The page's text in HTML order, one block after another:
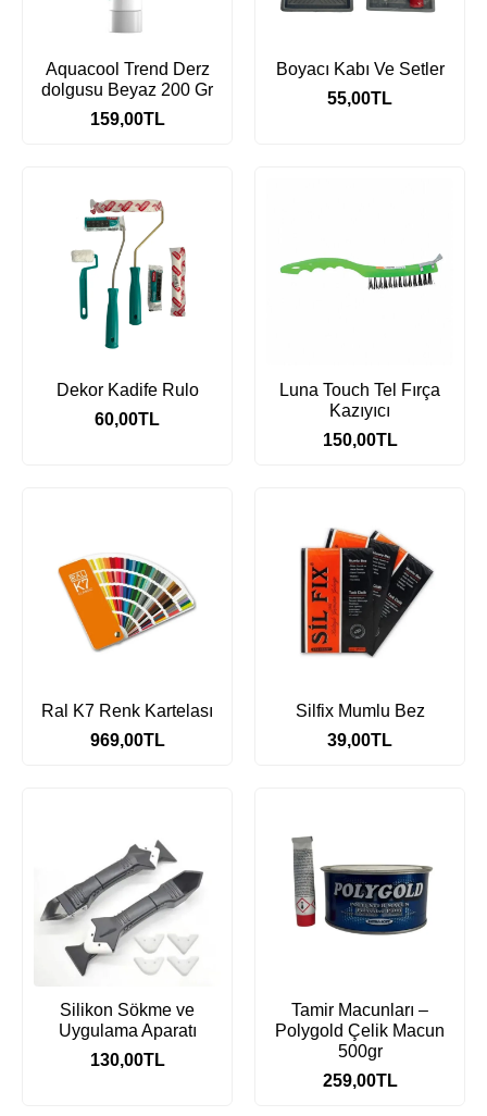
Aquacool Trend Derz
dolgusu Beyaz 200 Gr
159,00TL
Boyacı Kabı Ve Setler
55,00TL
Dekor Kadife Rulo
60,00TL
Luna Touch Tel Fırça
Kazıyıcı
150,00TL
Ral K7 Renk Kartelası
969,00TL
Silfix Mumlu Bez
39,00TL
Silikon Sökme ve
Uygulama Aparatı
130,00TL
Tamir Macunları –
Polygold Çelik Macun
500gr
259,00TL